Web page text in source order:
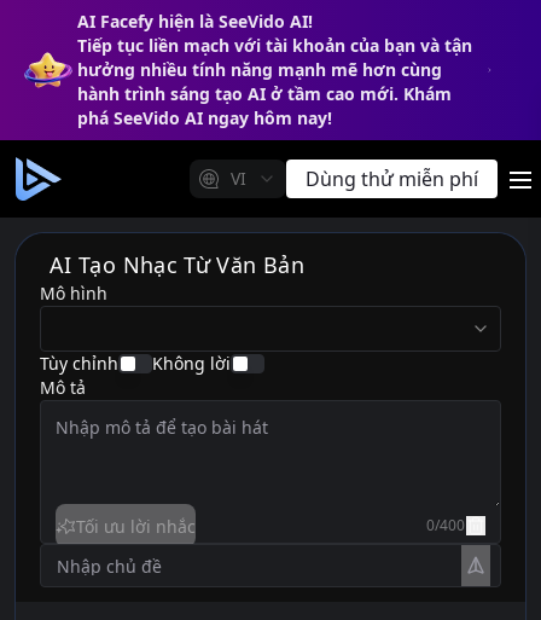
AI Facefy hiện là SeeVido AI!
Tiếp tục liền mạch với tài khoản của bạn và tận
hưởng nhiều tính năng mạnh mẽ hơn cùng
hành trình sáng tạo AI ở tầm cao mới. Khám
phá SeeVido AI ngay hôm nay!
VI Dùng thử miễn phí
AI Tạo Nhạc Từ Văn Bản
Mô hình
modelVersion
Tùy chỉnh
Không lời
Mô tả
Tối ưu lời nhắc 0/400